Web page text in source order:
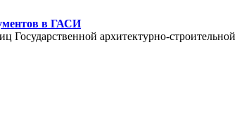
в ГАСИ
Государственной архитектурно-строительной